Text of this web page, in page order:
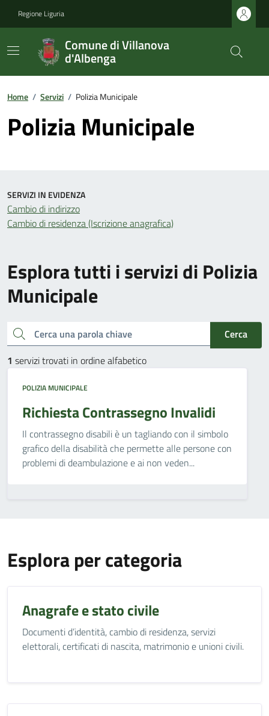
Regione Liguria
Comune di Villanova
d'Albenga
Home / Servizi / Polizia Municipale
Polizia Municipale
Esplora tutti i servizi di Polizia
Municipale
Cerca una parola chiave
Cerca
1 servizi trovati in ordine alfabetico
POLIZIA MUNICIPALE
Richiesta Contrassegno Invalidi
Il contrassegno disabili è un tagliando con il simbolo
grafico della disabilità che permette alle persone con
problemi di deambulazione e ai non veden...
SERVIZI IN EVIDENZA
Cambio di indirizzo
Cambio di residenza (Iscrizione anagrafica)
Esplora per categoria
Anagrafe e stato civile
Documenti d’identità, cambio di residenza, servizi
elettorali, certificati di nascita, matrimonio e unioni civili.